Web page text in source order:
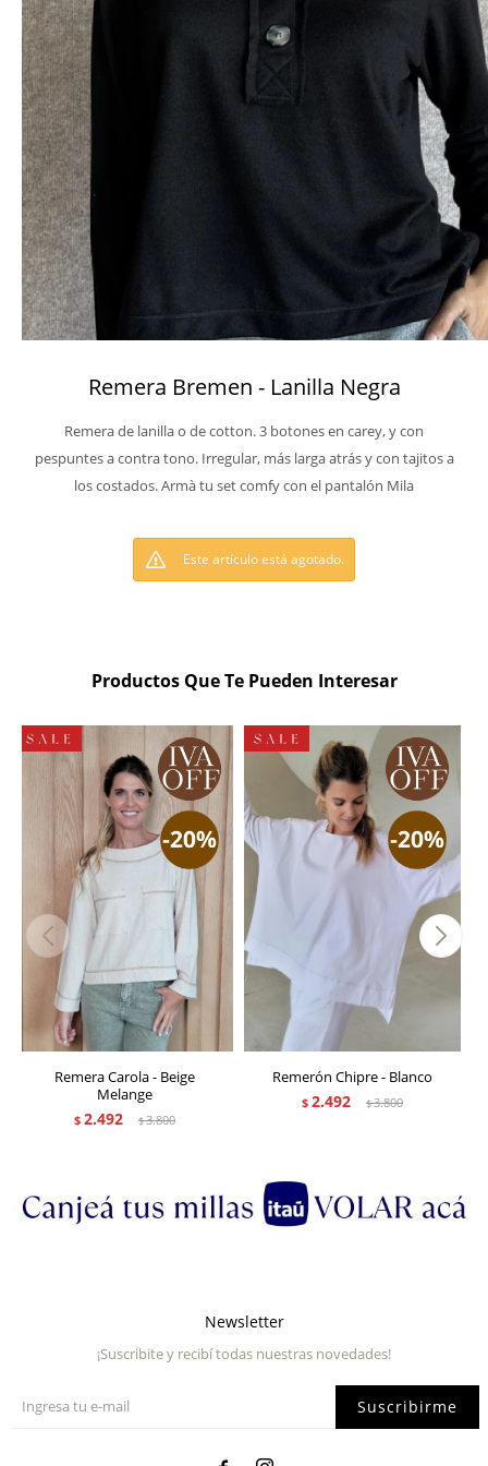
Remera Bremen - Lanilla Negra
Remera de lanilla o de cotton. 3 botones en carey, y con
pespuntes a contra tono. Irregular, más larga atrás y con tajitos a
los costados. Armà tu set comfy con el pantalón Mila
Este artículo está agotado.
Productos Que Te Pueden Interesar
Remera Carola - Beige
Melange
$ 2.492 $3.800
Remerón Chipre - Blanco
$ 2.492 $3.800
Newsletter
¡Suscribite y recibí todas nuestras novedades!
Suscribirme